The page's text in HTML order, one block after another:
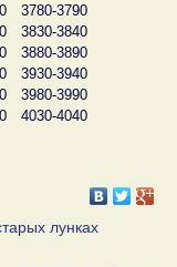
3780-3790
3830-3840
3880-3890
3930-3940
3980-3990
4030-4040
лунках